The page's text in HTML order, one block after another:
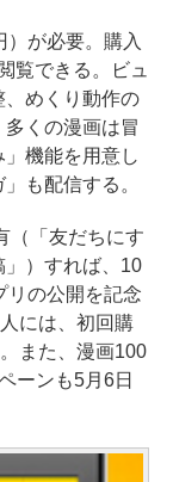
が必要。購入
覧できる。ビュ
めくり動作の
くの漫画は冒
機能を用意し
も配信する。
（「友だちにす
）すれば、10
リの公開を記念
には、初回購
また、漫画100
ーンも5月6日